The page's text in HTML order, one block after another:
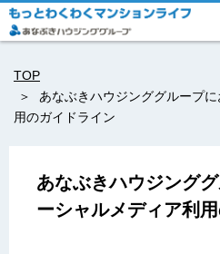
TOP
あなぶきハウジンググループ
用のガイドライン
あなぶきハウジング
ーシャルメディア利